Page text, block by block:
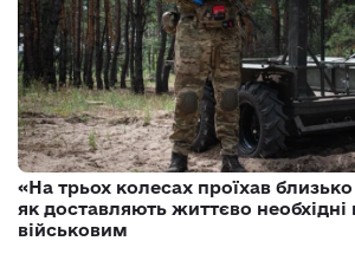
«На трьох колесах проїхав
як доставляють життєво необхідні
військовим